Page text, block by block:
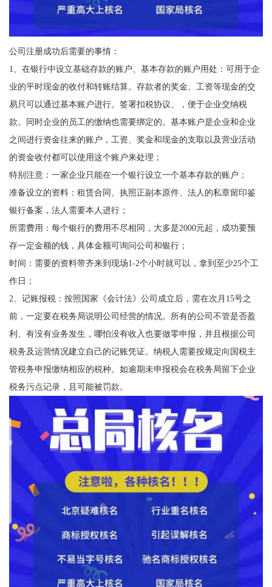
公司注册成功后需要的事情：
1、在银行中设立基础存款的账户、基本存款的账户用处：可用于企
业的平时现金的收付和转账结算。存款者的奖金、工资等现金的交
易只可以通过基本账户进行。签署扣税协议、，便于企业交纳税
款。同时企业的员工的缴纳也需要绑定的。基本账户是企业和企业
之间进行资金往来的账户，工资、奖金和现金的支取以及营业活动
的资金收付都可以使用这个账户来处理；
特别注意：一家企业只能在一个银行设立一个基本存款的账户；
准备设立的资料：租赁合同、执照正副本原件、法人的私章留印鉴
银行备案，法人需要本人进行；
所需费用：每个银行的费用不尽相同，大多是2000元起，成功要预
存一定金额的钱，具体金额可询问公司和银行；
时间：需要的资料带齐来到现场1-2个小时就可以，拿到至少25个工
作日；
2、记账报税：按照国家《会计法》公司成立后，需在次月15号之
前，一定要在税务局说明公司经营的情况。所有的公司不管是否盈
利、有没有业务发生，哪怕没有收入也要做零申报，并且根据公司
税务及运营情况建立自己的记账凭证。纳税人需要按规定向国税主
管税务申报缴纳相应的税种。如逾期未申报税会在税务局留下企业
税务污点记录，且可能被罚款。